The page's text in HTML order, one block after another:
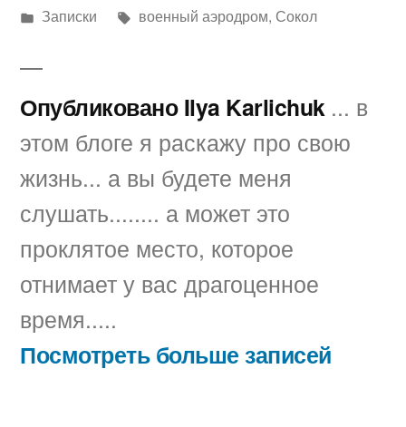
автором
Написано
Записки Метки:
военный аэродром, Сокол
Опубликовано Ilya Karlichuk ... в
этом блоге я раскажу про свою
жизнь... а вы будете меня
слушать........ а может это
проклятое место, которое
отнимает у вас драгоценное
время.....
Посмотреть больше записей